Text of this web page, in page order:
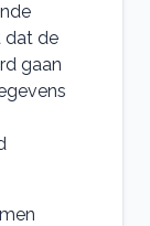
dat de
gaan